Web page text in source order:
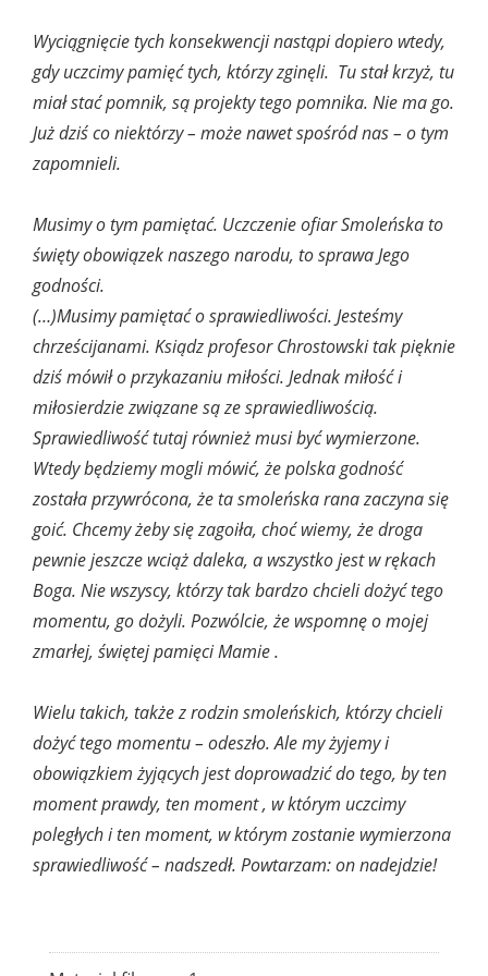
Wyciągnięcie tych konsekwencji nastąpi dopiero wtedy,
gdy uczcimy pamięć tych, którzy zginęli. Tu stał krzyż, tu
miał stać pomnik, są projekty tego pomnika. Nie ma go.
Już dziś co niektórzy – może nawet spośród nas – o tym
zapomnieli.
Musimy o tym pamiętać. Uczczenie ofiar Smoleńska to
święty obowiązek naszego narodu, to sprawa Jego
godności.
(…)Musimy pamiętać o sprawiedliwości. Jesteśmy
chrześcijanami. Ksiądz profesor Chrostowski tak pięknie
dziś mówił o przykazaniu miłości. Jednak miłość i
miłosierdzie związane są ze sprawiedliwością.
Sprawiedliwość tutaj również musi być wymierzone.
Wtedy będziemy mogli mówić, że polska godność
została przywrócona, że ta smoleńska rana zaczyna się
goić. Chcemy żeby się zagoiła, choć wiemy, że droga
pewnie jeszcze wciąż daleka, a wszystko jest w rękach
Boga. Nie wszyscy, którzy tak bardzo chcieli dożyć tego
momentu, go dożyli. Pozwólcie, że wspomnę o mojej
zmarłej, świętej pamięci Mamie .
Wielu takich, także z rodzin smoleńskich, którzy chcieli
dożyć tego momentu – odeszło. Ale my żyjemy i
obowiązkiem żyjących jest doprowadzić do tego, by ten
moment prawdy, ten moment , w którym uczcimy
poległych i ten moment, w którym zostanie wymierzona
sprawiedliwość – nadszedł. Powtarzam: on nadejdzie!